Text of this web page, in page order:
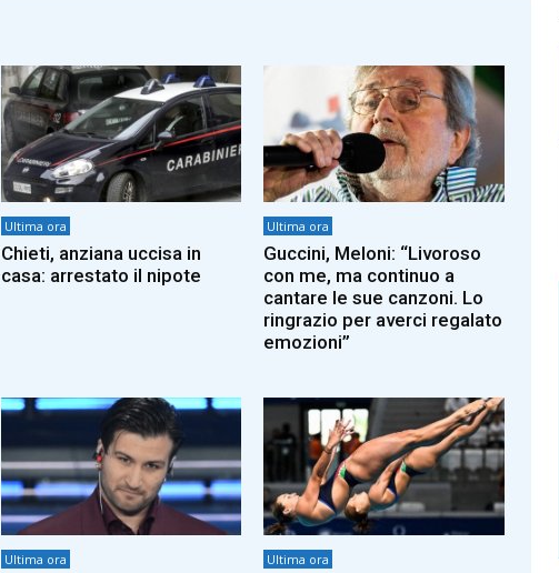
Ultima ora
Chieti, anziana uccisa in
casa: arrestato il nipote
Ultima ora
Guccini, Meloni: “Livoroso
con me, ma continuo a
cantare le sue canzoni. Lo
ringrazio per averci regalato
emozioni”
Ultima ora Ultima ora